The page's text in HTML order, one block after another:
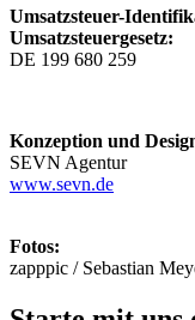
Umsatzsteuer-
Umsatzsteuergesetz:
DE 199 680 259
Konzeption und
SEVN Agentur
www.sevn.de
Fotos:
zapppic / Sebastian